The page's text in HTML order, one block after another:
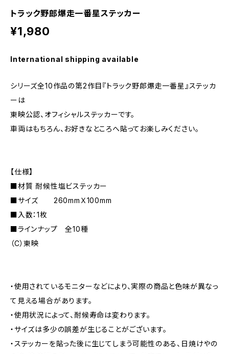
トラック野郎爆走一番星ステッカー
¥1,980
International shipping available
シリーズ全10作品の第2作目『トラック野郎爆走一番星』ステッカ
ーは
東映公認、オフィシャルステッカーです。
車両はもちろん、お好きなところへ貼ってお楽しみください。
【仕様】
■材質 耐候性塩ビステッカー
■サイズ 260mmＸ100mm
■入数：1枚
■ラインナップ 全10種
（C）東映
・使用されているモニターなどにより、実際の商品と色味が異なっ
て見える場合があります。
・使用状況によって、耐候寿命は変わります。
・サイズは多少の誤差が生じることがございます。
・ステッカーを貼った後に生じてしまう可能性のある、日焼けやの